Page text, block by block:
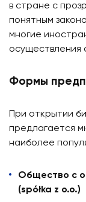
в стране с
понятным
многие
осуществления
Формы
При открытии
предлагается
наиболее
Общество с
(spółka z o.o.)